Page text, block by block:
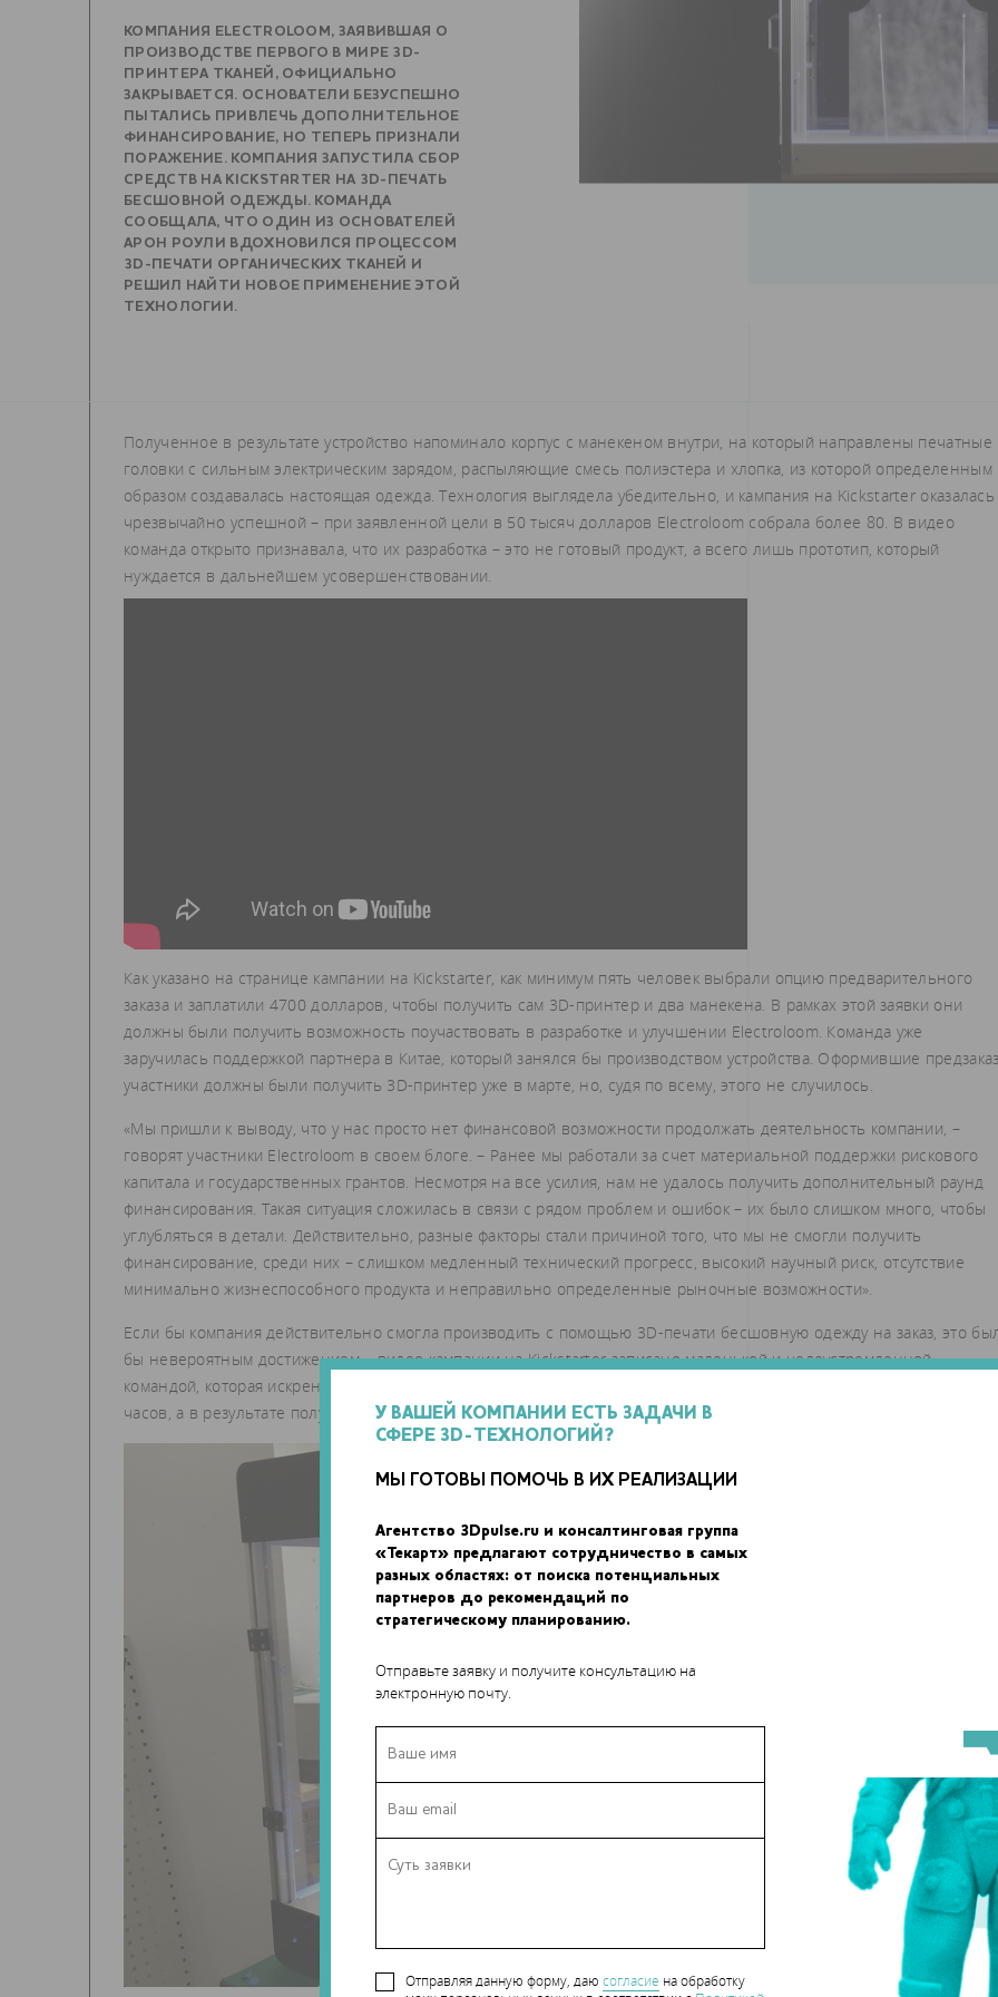
У ВАШЕЙ КОМПАНИИ ЕСТЬ ЗАДАЧИ В
СФЕРЕ 3D-ТЕХНОЛОГИЙ?
МЫ ГОТОВЫ ПОМОЧЬ В ИХ РЕАЛИЗАЦИИ
Агентство 3Dpulse.ru и консалтинговая группа
«Текарт» предлагают сотрудничество в самых
разных областях: от поиска потенциальных
партнеров до рекомендаций по
стратегическому планированию.
Отправьте заявку и получите консультацию на
электронную почту.
Отправляя данную форму, даю согласие на обработку
КОМПАНИЯ ELECTROLOOM, ЗАЯВИВШАЯ О
ПРОИЗВОДСТВЕ ПЕРВОГО В МИРЕ 3D-
ПРИНТЕРА ТКАНЕЙ, ОФИЦИАЛЬНО
ЗАКРЫВАЕТСЯ. ОСНОВАТЕЛИ БЕЗУСПЕШНО
ПЫТАЛИСЬ ПРИВЛЕЧЬ ДОПОЛНИТЕЛЬНОЕ
ФИНАНСИРОВАНИЕ, НО ТЕПЕРЬ ПРИЗНАЛИ
ПОРАЖЕНИЕ. КОМПАНИЯ ЗАПУСТИЛА СБОР
СРЕДСТВ НА KICKSTARTER НА 3D-ПЕЧАТЬ
БЕСШОВНОЙ ОДЕЖДЫ. КОМАНДА
СООБЩАЛА, ЧТО ОДИН ИЗ ОСНОВАТЕЛЕЙ
АРОН РОУЛИ ВДОХНОВИЛСЯ ПРОЦЕССОМ
3D-ПЕЧАТИ ОРГАНИЧЕСКИХ ТКАНЕЙ И
РЕШИЛ НАЙТИ НОВОЕ ПРИМЕНЕНИЕ ЭТОЙ
ТЕХНОЛОГИИ.
Полученное в результате устройство напоминало корпус с манекеном внутри, на который направлены печатные
головки с сильным электрическим зарядом, распыляющие смесь полиэстера и хлопка, из которой определенным
образом создавалась настоящая одежда. Технология выглядела убедительно, и кампания на Kickstarter оказалась
чрезвычайно успешной – при заявленной цели в 50 тысяч долларов Electroloom собрала более 80. В видео
команда открыто признавала, что их разработка – это не готовый продукт, а всего лишь прототип, который
нуждается в дальнейшем усовершенствовании.
Как указано на странице кампании на Kickstarter, как минимум пять человек выбрали опцию предварительного
заказа и заплатили 4700 долларов, чтобы получить сам 3D-принтер и два манекена. В рамках этой заявки они
должны были получить возможность поучаствовать в разработке и улучшении Electroloom. Команда уже
заручилась поддержкой партнера в Китае, который занялся бы производством устройства. Оформившие
участники должны были получить 3D-принтер уже в марте, но, судя по всему, этого не случилось.
«Мы пришли к выводу, что у нас просто нет финансовой возможности продолжать деятельность компании, –
говорят участники Electroloom в своем блоге. – Ранее мы работали за счет материальной поддержки рискового
капитала и государственных грантов. Несмотря на все усилия, нам не удалось получить дополнительный раунд
финансирования. Такая ситуация сложилась в связи с рядом проблем и ошибок – их было слишком много, чтобы
углубляться в детали. Действительно, разные факторы стали причиной того, что мы не смогли получить
финансирование, среди них – слишком медленный технический прогресс, высокий научный риск, отсутствие
минимально жизнеспособного продукта и неправильно определенные рыночные возможности».
Если бы компания действительно смогла производить с помощью 3D-печати бесшовную одежду на заказ, это
бы невероятным достижением – видео кампании на Kickstarter записано маленькой и целеустремленной
командой, которая искренне верит в свою идею. Однако на изготовление каждого предмета одежды уходило 8-
часов, а в результате получался продукт, качество которого оставляло желать лучшего.